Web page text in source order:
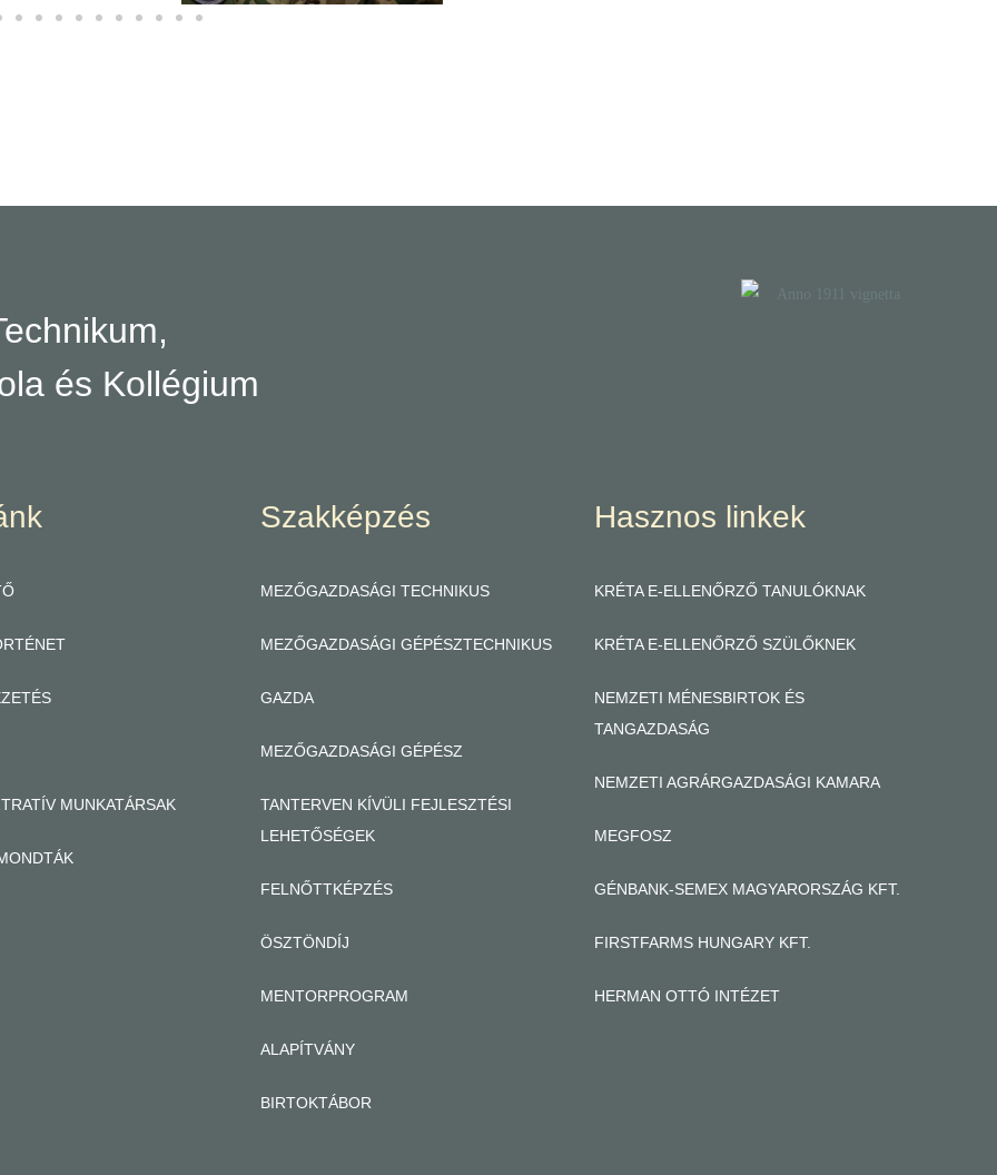
és Kollégium
MUNKATÁRSAK
Szakképzés
MEZŐGAZDASÁGI TECHNIKUS
MEZŐGAZDASÁGI GÉPÉSZTECHNIKUS
GAZDA
MEZŐGAZDASÁGI GÉPÉSZ
TANTERVEN KÍVÜLI FEJLESZTÉSI
LEHETŐSÉGEK
FELNŐTTKÉPZÉS
ÖSZTÖNDÍJ
MENTORPROGRAM
ALAPÍTVÁNY
BIRTOKTÁBOR
Hasznos linkek
KRÉTA E-ELLENŐRZŐ TANULÓKNAK
KRÉTA E-ELLENŐRZŐ SZÜLŐKNEK
NEMZETI MÉNESBIRTOK ÉS
TANGAZDASÁG
NEMZETI AGRÁRGAZDASÁGI KAMARA
MEGFOSZ
GÉNBANK-SEMEX MAGYARORSZÁG KFT.
FIRSTFARMS HUNGARY KFT.
HERMAN OTTÓ INTÉZET